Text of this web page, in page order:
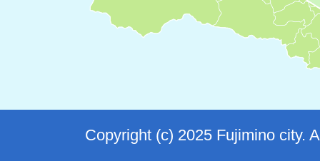
Copyright (c) 2025 Fujimino city.